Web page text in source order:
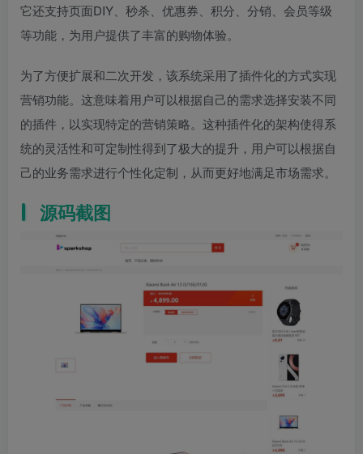
它还支持页面DIY、秒杀、优惠券、积分、分销、会员等级
等功能，为用户提供了丰富的购物体验。
为了方便扩展和二次开发，该系统采用了插件化的方式实现
营销功能。这意味着用户可以根据自己的需求选择安装不同
的插件，以实现特定的营销策略。这种插件化的架构使得系
统的灵活性和可定制性得到了极大的提升，用户可以根据自
己的业务需求进行个性化定制，从而更好地满足市场需求。
源码截图